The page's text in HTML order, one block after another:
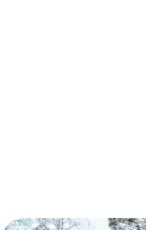
sur la